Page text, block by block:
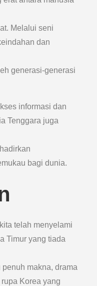
Melalui seni
dan
generasi-generasi
informasi dan
Tenggara juga
bagi dunia.
telah menyelami
Timur yang tiada
makna, drama
Korea yang